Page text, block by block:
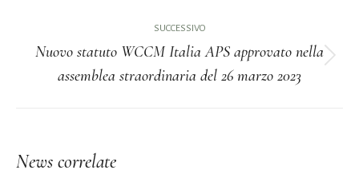
SUCCESSIVO
Prossimo
Nuovo statuto WCCM Italia APS approvato nella
assemblea straordinaria del 26 marzo 2023
News correlate